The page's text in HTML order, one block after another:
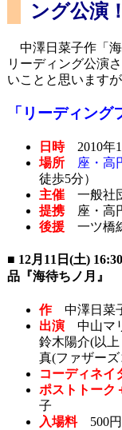
ング公演
中澤日菜子作「
リーディング公演
いことと思います
「リーディン
日時2010年
場所
座・高
徒歩5分）
主催一般社
提携座・高円
後援一ツ橋
■ 12月11日(土)
品『海待ちノ月』
作中澤日菜
出演中山マリ
鈴木陽介(以
真(ファザー
コーディネイ
ポストトーク
子
入場料500円